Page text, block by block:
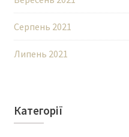
Серпень 2021
Липень 2021
Категорії